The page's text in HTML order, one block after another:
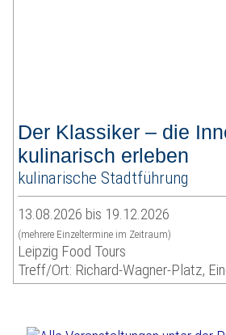
Der Klassiker – die
kulinarisch erleben
kulinarische Stadtführung
13.08.2026 bis 19.12.2026
(mehrere Einzeltermine im Zeitraum)
Leipzig Food Tours
Treff/Ort: Richard-Wagner-Platz,